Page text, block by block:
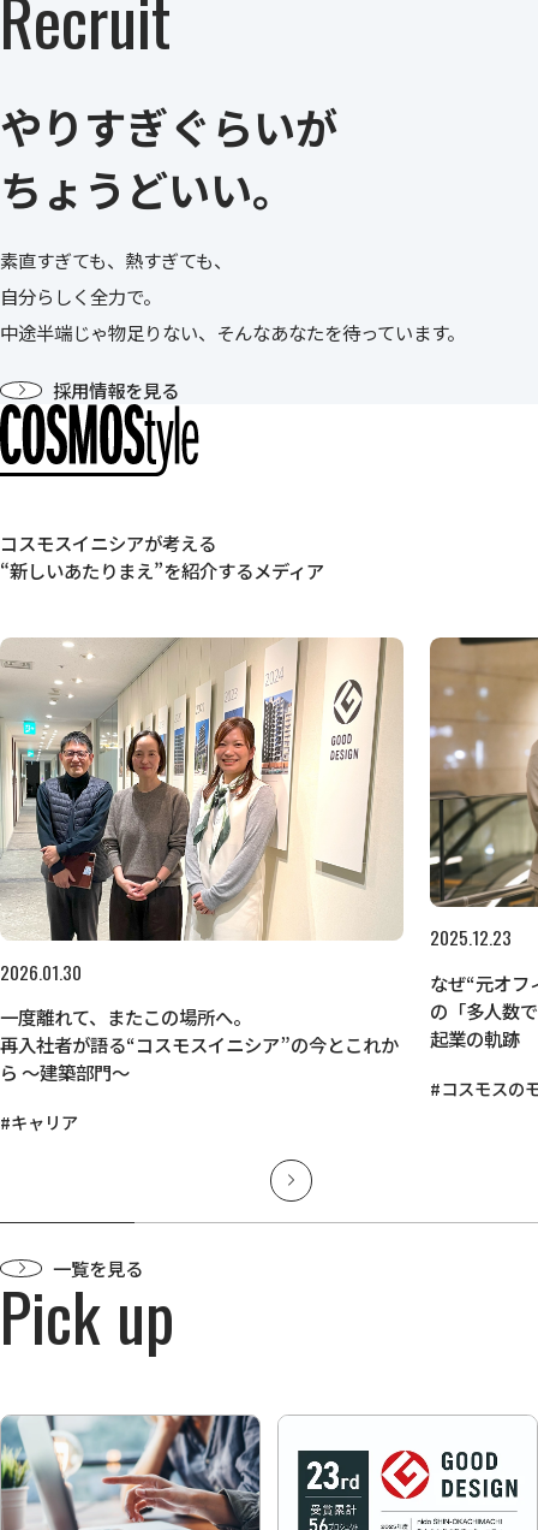
やりすぎぐらいが
ちょうどいい。
素直すぎても、熱すぎても、
自分らしく全力で。
中途半端じゃ物足りない、そんなあなたを待っています。
採用情報を見る
コスモスイニシアが考える
“新しいあたりまえ”を紹介するメディア
2026.01.30
一度離れて、またこの場所へ。
再入社者が語る“コスモスイニシア”の今とこれか
ら ～建築部門～
#キャリア
2025.12.23
なぜ“元オ
の「多人数
起業の軌跡
#コスモスの
一覧を見る
Pick up